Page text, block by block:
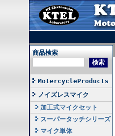
商品検索
MotercycleProducts
ノイズレスマイク
加工式マイクセット
スーパータッチシリーズ
マイク単体